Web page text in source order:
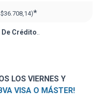
$36.708,14)*
Crédito
LOS VIERNES Y
VISA O MÁSTER!